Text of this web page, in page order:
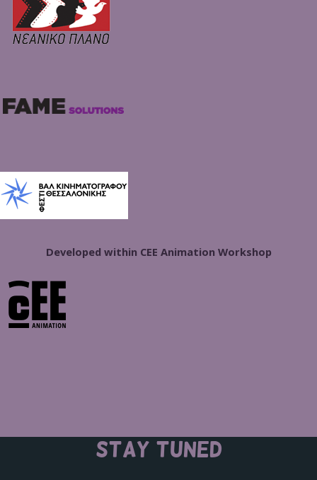
Developed within CEE Animation Workshop
STAY TUNED